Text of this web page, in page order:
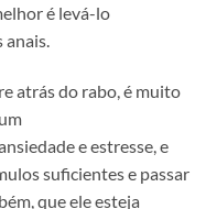
é levá-lo
atrás do rabo, é muito
e estresse, e
suficientes e passar
que ele esteja